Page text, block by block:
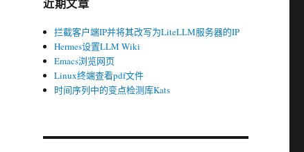
拦截客户端IP并将其改写为LiteLLM服务器的IP
Hermes设置LLM Wiki
Emacs浏览网页
Linux终端查看pdf文件
时间序列中的变点检测库Kats